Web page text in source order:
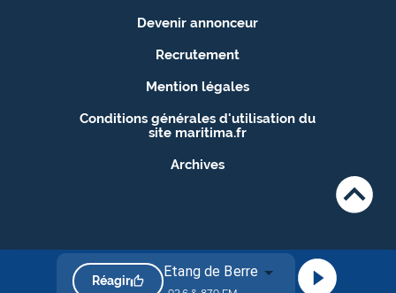
Réagir
Etang de Berre
Devenir annonceur
Recrutement
Mention légales
Conditions générales d'utilisation du
site maritima.fr
Archives